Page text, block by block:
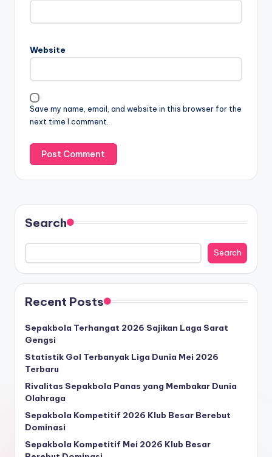
Website
Save my name, email, and website in this browser for the
next time I comment.
Search
Search
Recent Posts
Sepakbola Terhangat 2026 Sajikan Laga Sarat
Gengsi
Statistik Gol Terbanyak Liga Dunia Mei 2026
Terbaru
Rivalitas Sepakbola Panas yang Membakar Dunia
Olahraga
Sepakbola Kompetitif 2026 Klub Besar Berebut
Dominasi
Sepakbola Kompetitif Mei 2026 Klub Besar